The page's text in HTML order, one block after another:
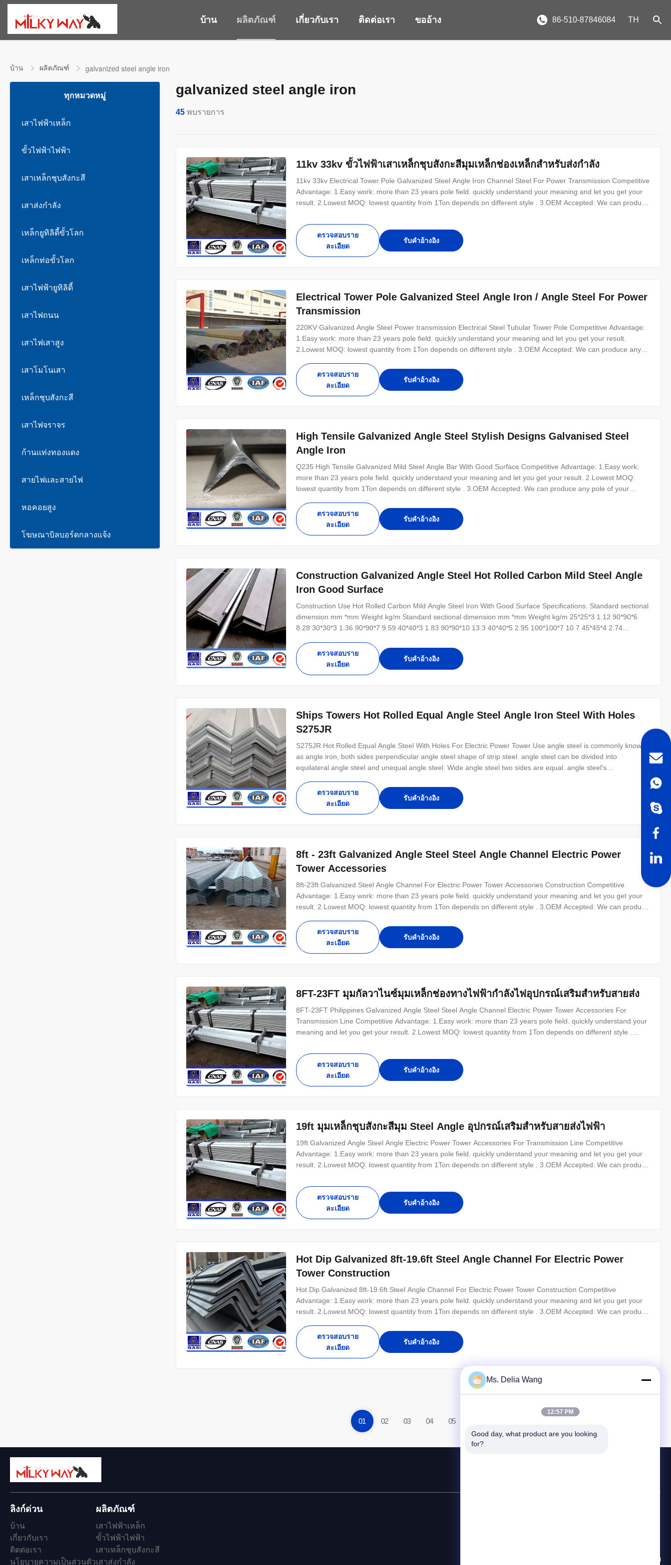
บ้าน ผลิตภัณฑ์ เกี่ยวกับเรา ติดต่อเรา ขออ้าง 86-510-87846084 TH
บ้าน ผลิตภัณฑ์ galvanized steel angle iron
ทุกหมวดหมู่
เสาไฟฟ้าเหล็ก
ขั้วไฟฟ้าไฟฟ้า
เสาเหล็กชุบสังกะสี
เสาส่งกำลัง
เหล็กยูทิลิตี้ขั้วโลก
เหล็กท่อขั้วโลก
เสาไฟฟ้ายูทิลิตี้
เสาไฟถนน
เสาไฟเสาสูง
เสาโมโนเสา
เหล็กชุบสังกะสี
เสาไฟจราจร
ก้านแท่งทองแดง
สายไฟและสายไฟ
หอคอยสูง
โฆษณาบิลบอร์ดกลางแจ้ง
galvanized steel angle iron
45 พบรายการ
11kv 33kv ขั้วไฟฟ้าเสาเหล็กชุบสังกะสีมุมเหล็กช่องเหล็กสำหรับส่งกำลัง
11kv 33kv Electrical Tower Pole Galvanized Steel Angle Iron Channel Steel For Power Transmission Competitive
Advantage: 1.Easy work: more than 23 years pole field. quickly understand your meaning and let you get your
result. 2.Lowest MOQ: lowest quantity from 1Ton depends on different style . 3.OEM Accepted: We can produce
control system .Good reputation in the
ตรวจสอบราย
ละเอียด
รับคําอ้างอิง
Electrical Tower Pole Galvanized Steel Angle Iron / Angle Steel For Power
Transmission
220KV Galvanized Angle Steel Power transmission Electrical Steel Tubular Tower Pole Competitive Advantage:
1.Easy work: more than 23 years pole field. quickly understand your meaning and let you get your result.
2.Lowest MOQ: lowest quantity from 1Ton depends on different style . 3.OEM Accepted: We can produce any
control system .Good reputation in the market. 6.Fast
ตรวจสอบราย
ละเอียด
รับคําอ้างอิง
High Tensile Galvanized Angle Steel Stylish Designs Galvanised Steel
Angle Iron
Q235 High Tensile Galvanized Mild Steel Angle Bar With Good Surface Competitive Advantage: 1.Easy work:
more than 23 years pole field. quickly understand your meaning and let you get your result. 2.Lowest MOQ:
lowest quantity from 1Ton depends on different style . 3.OEM Accepted: We can produce any pole of your
.Good reputation in the market. 6.Fast & Cheap Express
ตรวจสอบราย
ละเอียด
รับคําอ้างอิง
Construction Galvanized Angle Steel Hot Rolled Carbon Mild Steel Angle
Iron Good Surface
Construction Use Hot Rolled Carbon Mild Angle Steel Iron With Good Surface Specifications: Standard sectional
dimension mm *mm Weight kg/m Standard sectional dimension mm *mm Weight kg/m 25*25*3 1.12 90*90*6
8.28 30*30*3 1.36 90*90*7 9.59 40*40*3 1.83 90*90*10 13.3 40*40*5 2.95 100*100*7 10.7 45*45*4 2.74
60*60*4 3.68 130*130*12 23.4 60*60*5 4.55 130*130*15 28.8 60*60*6 5.37
ตรวจสอบราย
ละเอียด
รับคําอ้างอิง
Ships Towers Hot Rolled Equal Angle Steel Angle Iron Steel With Holes
S275JR
S275JR Hot Rolled Equal Angle Steel With Holes For Electric Power Tower Use angle steel is commonly known
as angle iron, both sides perpendicular angle steel shape of strip steel. angle steel can be divided into
equilateral angle steel and unequal angle steel. Wide angle steel two sides are equal. angle steel's
Rolled Equal Angle Steel With Holes For Electric Power Tower
ตรวจสอบราย
ละเอียด
รับคําอ้างอิง
8ft - 23ft Galvanized Angle Steel Steel Angle Channel Electric Power
Tower Accessories
8ft-23ft Galvanized Steel Angle Channel For Electric Power Tower Accessories Construction Competitive
Advantage: 1.Easy work: more than 23 years pole field. quickly understand your meaning and let you get your
result. 2.Lowest MOQ: lowest quantity from 1Ton depends on different style . 3.OEM Accepted: We can produce
control system .Good reputation in the market. 6
ตรวจสอบราย
ละเอียด
รับคําอ้างอิง
8FT-23FT มุมกัลวาไนซ์มุมเหล็กช่องทางไฟฟ้ากำลังไฟอุปกรณ์เสริมสำหรับสายส่ง
8FT-23FT Philippines Galvanized Angle Steel Steel Angle Channel Electric Power Tower Accessories For
Transmission Line Competitive Advantage: 1.Easy work: more than 23 years pole field. quickly understand your
meaning and let you get your result. 2.Lowest MOQ: lowest quantity from 1Ton depends on different style .
Quality: We have very strict quality control system
ตรวจสอบราย
ละเอียด
รับคําอ้างอิง
19ft มุมเหล็กชุบสังกะสีมุม Steel Angle อุปกรณ์เสริมสำหรับสายส่งไฟฟ้า
19ft Galvanized Angle Steel Angle Electric Power Tower Accessories For Transmission Line Competitive
Advantage: 1.Easy work: more than 23 years pole field. quickly understand your meaning and let you get your
result. 2.Lowest MOQ: lowest quantity from 1Ton depends on different style . 3.OEM Accepted: We can produce
control system .Good reputation in the market. 6
ตรวจสอบราย
ละเอียด
รับคําอ้างอิง
Hot Dip Galvanized 8ft-19.6ft Steel Angle Channel For Electric Power
Tower Construction
Hot Dip Galvanized 8ft-19.6ft Steel Angle Channel For Electric Power Tower Construction Competitive
Advantage: 1.Easy work: more than 23 years pole field. quickly understand your meaning and let you get your
result. 2.Lowest MOQ: lowest quantity from 1Ton depends on different style . 3.OEM Accepted: We can produce
control system .Good reputation in the market. 6
ตรวจสอบราย
ละเอียด
รับคําอ้างอิง
01 02 03 04 05
ลิงก์ด่วน
บ้าน
เกี่ยวกับเรา
ติดต่อเรา
นโยบายความเป็นส่วนตัว
ผลิตภัณฑ์
เสาไฟฟ้าเหล็ก
ขั้วไฟฟ้าไฟฟ้า
เสาเหล็กชุบสังกะสี
เสาส่งกำลัง
delia@yin-he.com
Ms. Delia Wang
12:57 PM
Good day, what product are you looking
for?